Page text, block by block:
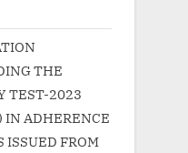
THE
TEST-2023
IN ADHERENCE
ISSUED FROM